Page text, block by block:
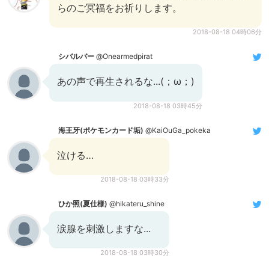
らのご冥福をお祈りします。
2018-08-18 04時06分
シバルバー @Onearmedpirat
あの声で再生されるな...(；ω；)
2018-08-18 03時45分
海王牙(ポケモンカード垢) @KaiOuGa_pokeka
泣ける…
2018-08-18 03時33分
ひか照(夏仕様) @hikateru_shine
涙腺を刺激しますな...
2018-08-18 03時30分